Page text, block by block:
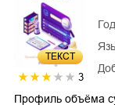
ТЕКСТ
3
Профиль объёма